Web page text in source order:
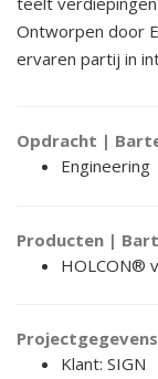
Ontworpen door
ervaren partij in
Opdracht |
Engineering
Producten |
HOLCON®
Klant: SIGN